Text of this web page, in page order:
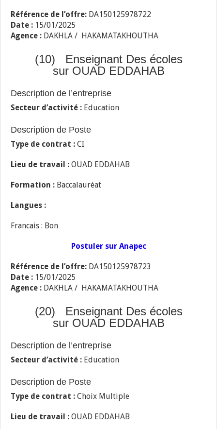
Référence de l’offre: DA150125978722
Date : 15/01/2025
Agence : DAKHLA / HAKAMATAKHOUTHA
(10) Enseignant Des écoles
sur OUAD EDDAHAB
Description de l’entreprise
Secteur d’activité : Education
Description de Poste
Type de contrat :CI
Lieu de travail : OUAD EDDAHAB
Formation : Baccalauréat
Langues :
Francais : Bon
Postuler sur Anapec
Référence de l’offre: DA150125978723
Date : 15/01/2025
Agence : DAKHLA / HAKAMATAKHOUTHA
(20) Enseignant Des écoles
sur OUAD EDDAHAB
Description de l’entreprise
Secteur d’activité : Education
Description de Poste
Type de contrat :Choix Multiple
Lieu de travail : OUAD EDDAHAB